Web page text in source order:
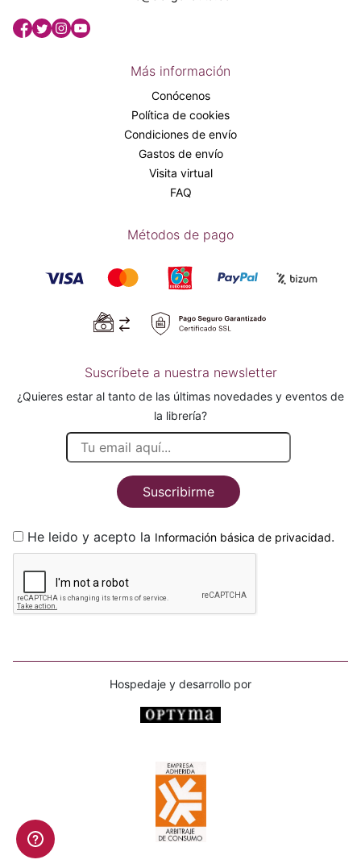
Más información
Conócenos
Política de cookies
Condiciones de envío
Gastos de envío
Visita virtual
FAQ
Métodos de pago
Suscríbete a nuestra newsletter
¿Quieres estar al tanto de las últimas novedades y eventos de
la librería?
Suscribirme
He leido y acepto la Información básica de privacidad.
Hospedaje y desarrollo por